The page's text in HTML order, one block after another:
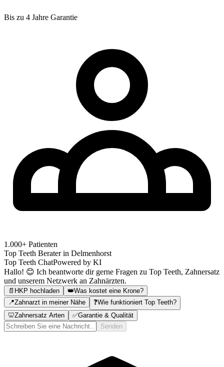
Bis zu 4 Jahre Garantie
1.000+ Patienten
Top Teeth Berater in Delmenhorst
Top Teeth ChatPowered by KI
Hallo! 😊 Ich beantworte dir gerne Fragen zu Top Teeth, Zahnersatz
und unserem Netzwerk an Zahnärzten.
📄 HKP hochladen 👑Was kostet eine Krone?
📍Zahnarzt in meiner Nähe ❓Wie funktioniert Top Teeth?
🦷Zahnersatz Arten ✅Garantie & Qualität
Senden